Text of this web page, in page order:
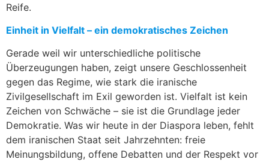
Reife.
Einheit in Vielfalt – ein demokratisches Zeichen
Gerade weil wir unterschiedliche politische
Überzeugungen haben, zeigt unsere Geschlossenheit
gegen das Regime, wie stark die iranische
Zivilgesellschaft im Exil geworden ist. Vielfalt ist kein
Zeichen von Schwäche – sie ist die Grundlage jeder
Demokratie. Was wir heute in der Diaspora leben, fehlt
dem iranischen Staat seit Jahrzehnten: freie
Meinungsbildung, offene Debatten und der Respekt vor